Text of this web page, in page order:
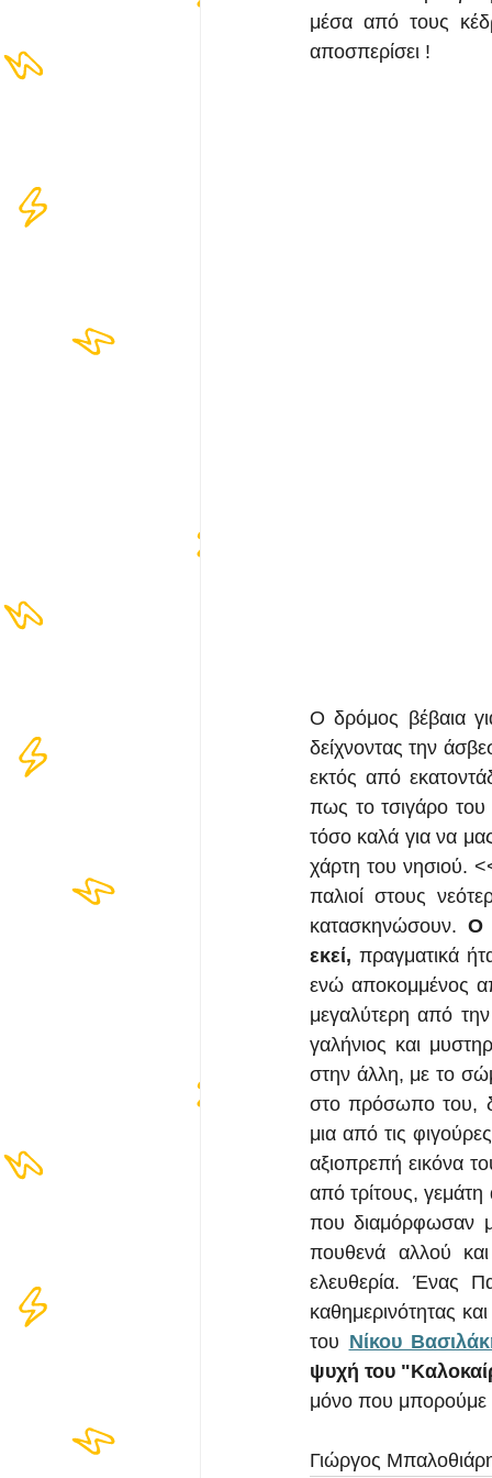
μέσα από τους
αποσπερίσει !
Ο δρόμος βέβαια
δείχνοντας την
εκτός από
πως το τσιγάρο
τόσο καλά για να
χάρτη του νησιού.
παλιοί στους
κατασκηνώσουν. Ο
εκεί, πραγματικά
ενώ αποκομμένος
μεγαλύτερη από
γαλήνιος και
στην άλλη, με το
στο πρόσωπο του,
μια από τις
αξιοπρεπή εικόνα
από τρίτους,
που διαμόρφωσαν
πουθενά αλλού και
ελευθερία. Ένας
καθημερινότητας
του Νίκου
ψυχή του
μόνο που μπορούμε
Γιώργος